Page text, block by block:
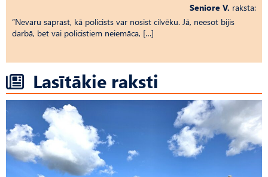
Seniore V. raksta:
“Nevaru saprast, kā policists var nosist cilvēku. Jā, neesot bijis
darbā, bet vai policistiem neiemāca, […]
Lasītākie raksti